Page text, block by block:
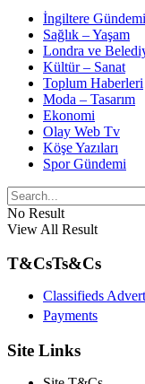
İngiltere Gündemi
Sağlık – Yaşam
Londra ve
Kültür – Sanat
Toplum Haberleri
Moda – Tasarım
Ekonomi
Olay Web Tv
Köşe Yazıları
Spor Gündemi
No Result
View All Result
T&CsTs&Cs
Classifieds
Payments
Site Links